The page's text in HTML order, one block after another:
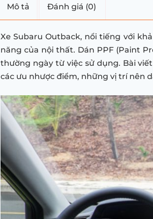
Mô tả Đánh giá (0)
Xe Subaru Outback, nổi tiếng với
năng của nội thất. Dán PPF (Paint
thường ngày từ việc sử dụng. Bài
các ưu nhược điểm, những vị trí nên